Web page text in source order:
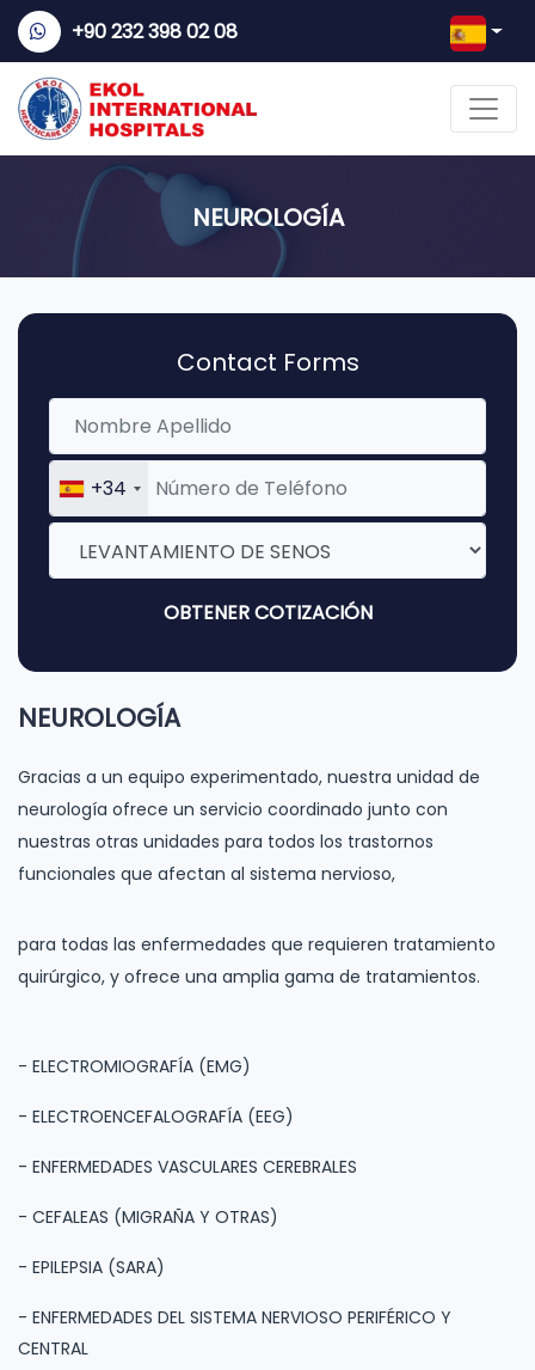
+90 232 398 02 08
NEUROLOGÍA
Contact Forms
+34
OBTENER COTIZACIÓN
NEUROLOGÍA
Gracias a un equipo experimentado, nuestra unidad de
neurología ofrece un servicio coordinado junto con
nuestras otras unidades para todos los trastornos
funcionales que afectan al sistema nervioso,
para todas las enfermedades que requieren tratamiento
quirúrgico, y ofrece una amplia gama de tratamientos.
- ELECTROMIOGRAFÍA (EMG)
- ELECTROENCEFALOGRAFÍA (EEG)
- ENFERMEDADES VASCULARES CEREBRALES
- CEFALEAS (MIGRAÑA Y OTRAS)
- EPILEPSIA (SARA)
- ENFERMEDADES DEL SISTEMA NERVIOSO PERIFÉRICO Y
CENTRAL